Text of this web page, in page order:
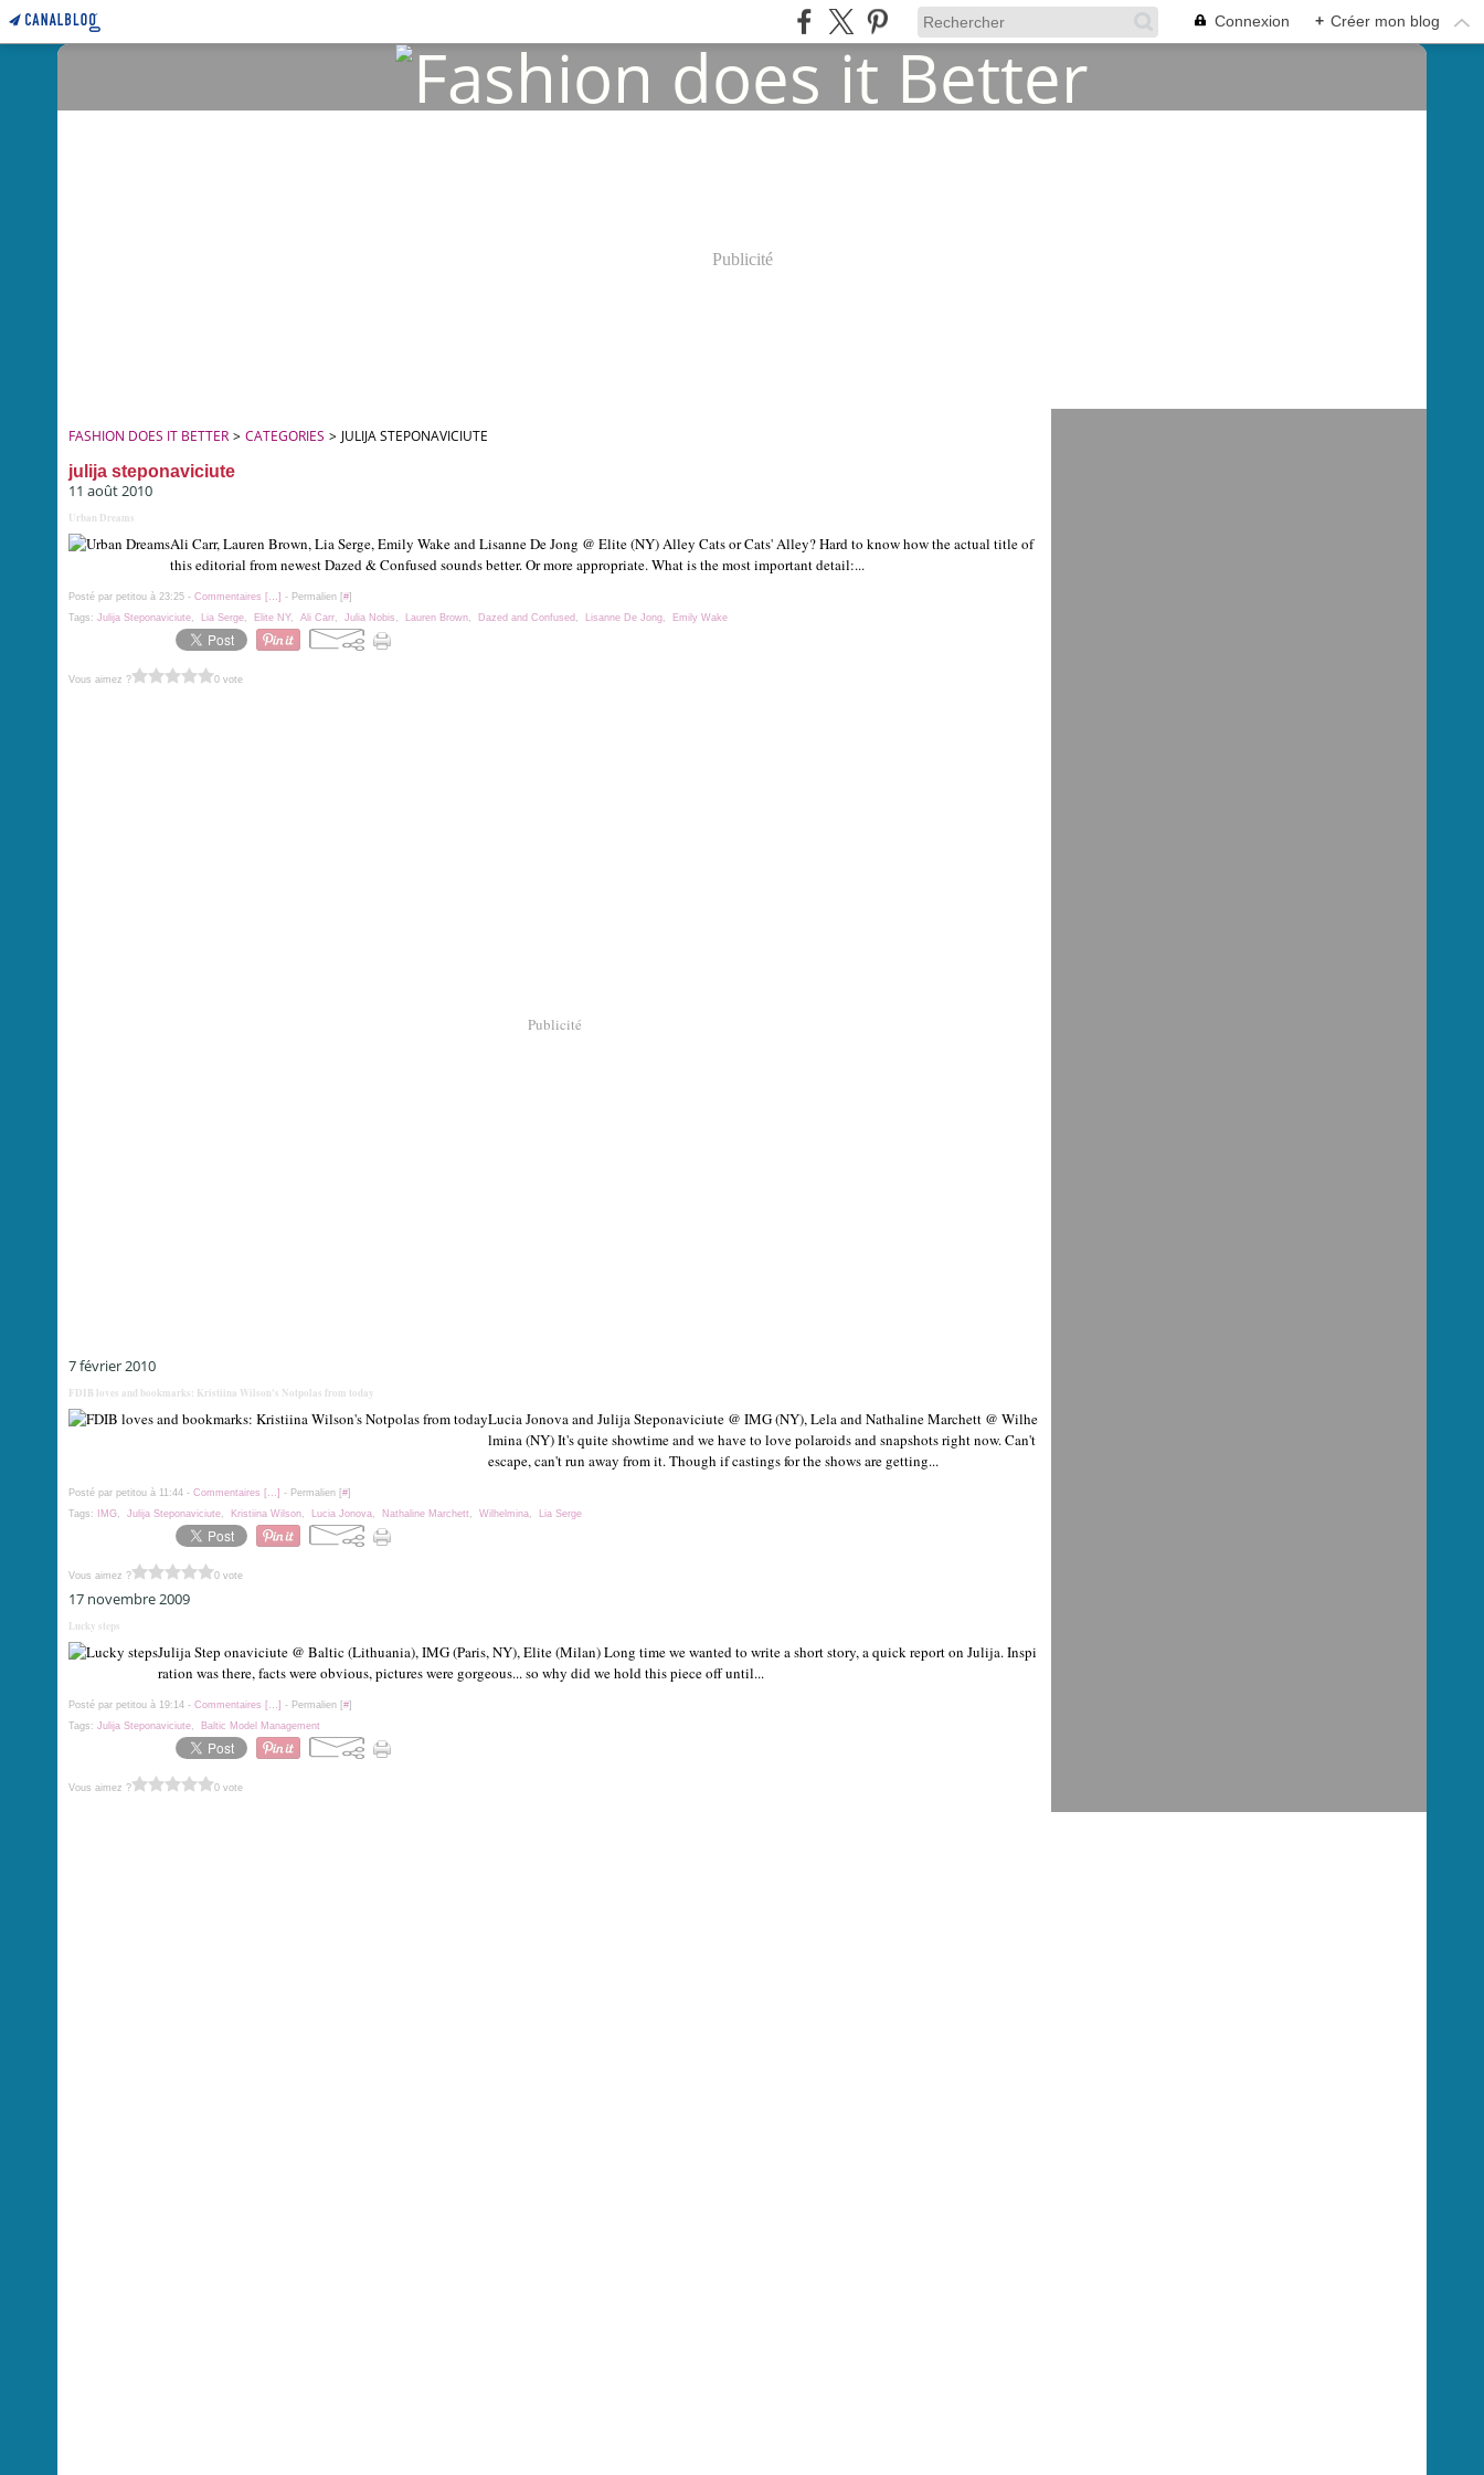
Connexion + Créer mon blog
Publicité
FASHION DOES IT BETTER > CATEGORIES > JULIJA STEPONAVICIUTE
julija steponaviciute
11 août 2010
Urban Dreams
Ali Carr, Lauren Brown, Lia Serge, Emily Wake and Lisanne De Jong @ Elite (NY) Alley Cats or Cats' Alley? Hard to know how the actual title of
this editorial from newest Dazed & Confused sounds better. Or more appropriate. What is the most important detail:...
Posté par petitou à 23:25 - Commentaires […] - Permalien [#]
Tags: Julija Steponaviciute, Lia Serge, Elite NY, Ali Carr, Julia Nobis , Lauren Brown, Dazed and Confused , Lisanne De Jong, Emily Wake
Vous aimez ? 0 vote
Publicité
7 février 2010
FDIB loves and bookmarks: Kristiina Wilson's Notpolas from today
Lucia Jonova and Julija Steponaviciute @ IMG (NY), Lela and Nathaline Marchett @ Wilhe
lmina (NY) It's quite showtime and we have to love polaroids and snapshots right now. Can't
escape, can't run away from it. Though if castings for the shows are getting...
Posté par petitou à 11:44 - Commentaires […] - Permalien [#]
Tags:
IMG, Julija Steponaviciute, Kristiina Wilson, Lucia Jonova, Nathaline Marchett, Wilhelmina, Lia Serge
Vous aimez ? 0 vote
17 novembre 2009
Lucky steps
Julija Step onaviciute @ Baltic (Lithuania), IMG (Paris, NY), Elite (Milan) Long time we wanted to write a short story, a quick report on Julija. Inspi
ration was there, facts were obvious, pictures were gorgeous... so why did we hold this piece off until...
Posté par petitou à 19:14 - Commentaires […] - Permalien [#]
Tags: Julija Steponaviciute, Baltic Model Management
Vous aimez ? 0 vote